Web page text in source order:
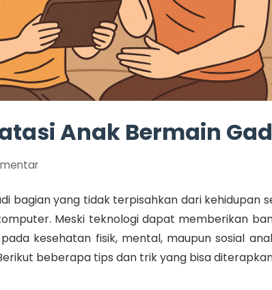
Anak Bermain
bagian yang tidak terpisahkan dari kehidupan
Meski teknologi dapat memberikan
kesehatan fisik, mental, maupun sosial
beberapa tips dan trik yang bisa